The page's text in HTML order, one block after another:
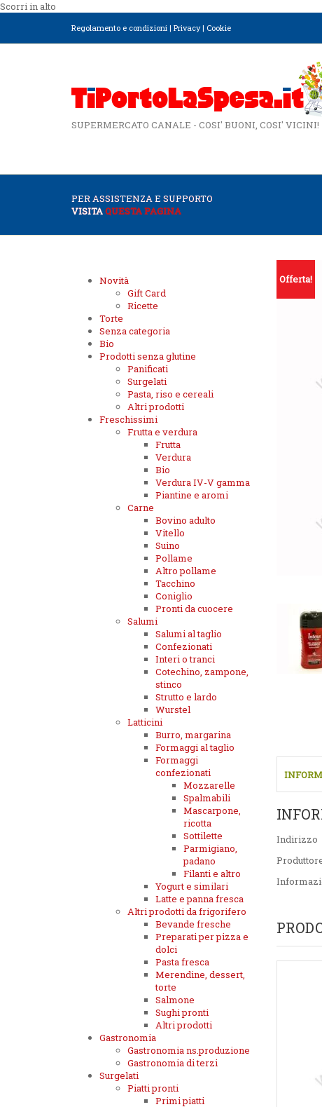
Scorri in alto
Regolamento e condizioni | Privacy| Cookie
SUPERMERCATO CANALE - COSI' BUONI, COSI' VICINI!
PER ASSISTENZA E SUPPORTO
VISITAQUESTA PAGINA
Offerta!
Indirizzo
Novità
Gift Card
Ricette
Torte
Senza categoria
Bio
Prodotti senza glutine
Panificati
Surgelati
Pasta, riso e cereali
Altri prodotti
Freschissimi
Frutta e verdura
Frutta
Verdura
Bio
Verdura IV-V gamma
Piantine e aromi
Carne
Bovino adulto
Vitello
Suino
Pollame
Altro pollame
Tacchino
Coniglio
Pronti da cuocere
Salumi
Salumi al taglio
Confezionati
Interi o tranci
Cotechino, zampone,
stinco
Strutto e lardo
Wurstel
Latticini
Burro, margarina
Formaggi al taglio
Formaggi
confezionati
Mozzarelle
Spalmabili
Mascarpone,
ricotta
Sottilette
Parmigiano,
padano
Filanti e altro
Yogurt e similari
Latte e panna fresca
Altri prodotti da frigorifero
Bevande fresche
Preparati per pizza e
dolci
Pasta fresca
Merendine, dessert,
torte
Salmone
Sughi pronti
Altri prodotti
Gastronomia
Gastronomia ns.produzione
Gastronomia di terzi
Surgelati
Piatti pronti
Primi piatti